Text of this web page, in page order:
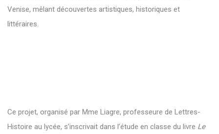
Venise, mêlant découvertes artistiques, historiques et
littéraires.
Ce projet, organisé par Mme Liagre, professeure de Lettres-
Histoire au lycée, s’inscrivait dans l’étude en classe du livre Le